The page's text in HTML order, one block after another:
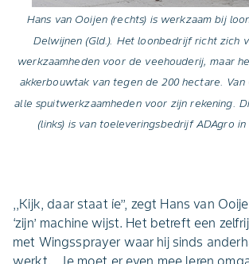
Hans van Ooijen (rechts) is werkzaam bij
Delwijnen (Gld.). Het loonbedrijf richt zich
werkzaamheden voor de veehouderij, maar
akkerbouwtak van tegen de 200 hectare. Van
alle spuitwerkzaamheden voor zijn rekening.
(links) is van toeleveringsbedrijf ADAgro in
,,Kijk, daar staat íe’’, zegt Hans van
‘zijn’ machine wijst. Het betreft een
met Wingssprayer waar hij sinds
werkt. ,,Je moet er even mee leren